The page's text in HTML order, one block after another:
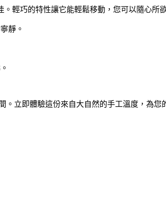
輕巧的特性讓它能輕鬆移動，您可以隨心所
靜。
立即體驗這份來自大自然的手工溫度，為您